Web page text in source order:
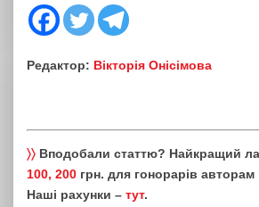
Редактор: Вікторія Онісімова
〉〉 Вподобали статтю? Найкращий
100, 200 грн. для гонорарів
Наші рахунки – тут.